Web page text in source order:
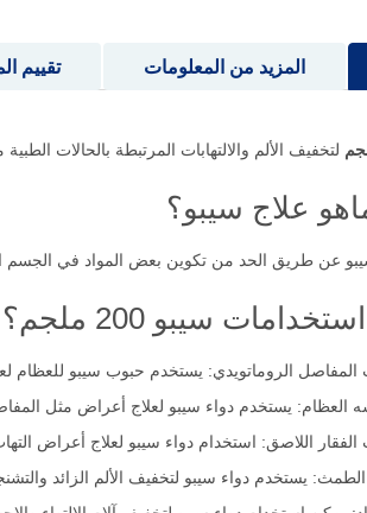
لتخفيف الألم والالتهابات المرتبطة بالحالات
علاج سيبو؟
عن طريق الحد من تكوين بعض المواد في الجسم
سيبو 200 ملجم؟
المفاصل الروماتويدي: يستخدم حبوب سيبو للعظام
العظام: يستخدم دواء سيبو لعلاج أعراض مثل
الفقار اللاصق: استخدام دواء سيبو لعلاج أعراض
يستخدم دواء سيبو لتخفيف الألم الزائد
المزيد من المعلومات تقييم